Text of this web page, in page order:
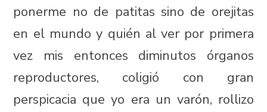
ponerme no de patitas sino de orejitas
en el mundo y quién al ver por primera
vez mis entonces diminutos órganos
reproductores, coligió con gran
perspicacia que yo era un varón, rollizo